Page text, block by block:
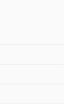
質）の
商品で